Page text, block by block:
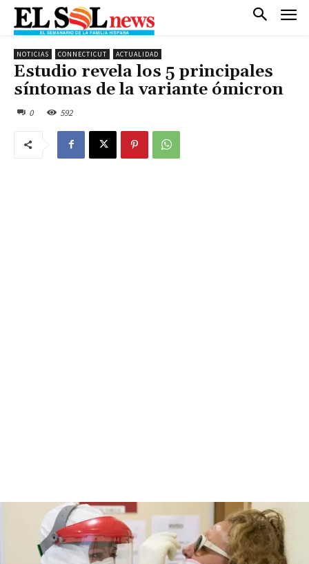
NOTICIAS CONNECTICUT ACTUALIDAD
Estudio revela los 5 principales
síntomas de la variante ómicron
0 592